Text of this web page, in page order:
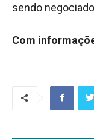
sendo
Com